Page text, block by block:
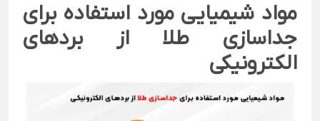
مواد شیمیایی مورد استفاده برای
جداسازی طلا از بردهای
الکترونیکی